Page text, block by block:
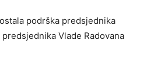
podrška predsjednika
Vlade Radovana